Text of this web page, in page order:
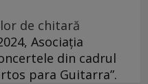
de chitară
Asociația
din cadrul
para Guitarra”.